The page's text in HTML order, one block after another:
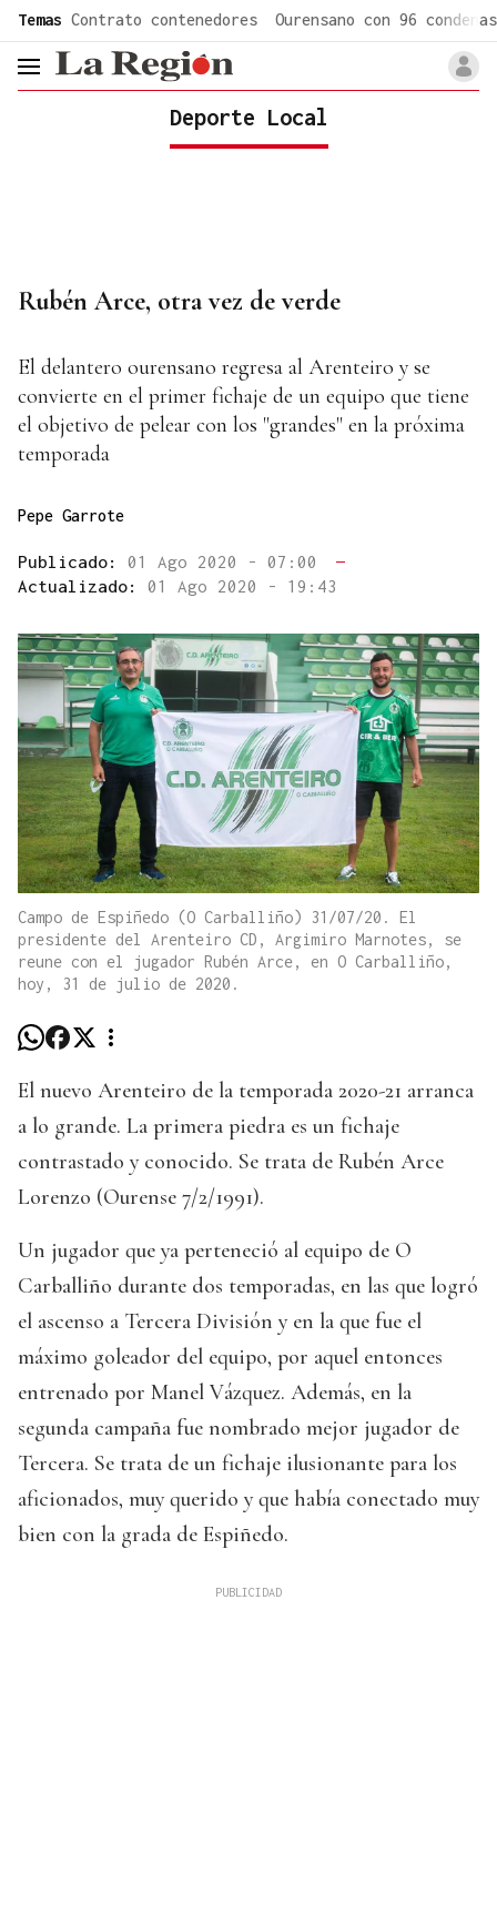
Temas Contrato contenedores Ourensano con 96 condenas
header.menu.open
Deporte Local
Rubén Arce, otra vez de verde
El delantero ourensano regresa al Arenteiro y se
convierte en el primer fichaje de un equipo que tiene
el objetivo de pelear con los "grandes" en la próxima
temporada
Pepe Garrote
Publicado: 01 Ago 2020 - 07:00
—
Actualizado: 01 Ago 2020 - 19:43
Campo de Espiñedo (O Carballiño) 31/07/20. El
presidente del Arenteiro CD, Argimiro Marnotes, se
reune con el jugador Rubén Arce, en O Carballiño,
hoy, 31 de julio de 2020.
El nuevo Arenteiro de la temporada 2020-21 arranca
a lo grande. La primera piedra es un fichaje
contrastado y conocido. Se trata de Rubén Arce
Lorenzo (Ourense 7/2/1991).
Un jugador que ya perteneció al equipo de O
Carballiño durante dos temporadas, en las que logró
el ascenso a Tercera División y en la que fue el
máximo goleador del equipo, por aquel entonces
entrenado por Manel Vázquez. Además, en la
segunda campaña fue nombrado mejor jugador de
Tercera. Se trata de un fichaje ilusionante para los
aficionados, muy querido y que había conectado muy
bien con la grada de Espiñedo.